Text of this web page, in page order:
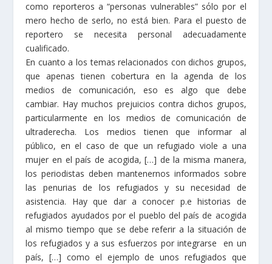
como reporteros a “personas vulnerables” sόlo por el
mero hecho de serlo, no está bien. Para el puesto de
reportero se necesita personal adecuadamente
cualificado.
En cuanto a los temas relacionados con dichos grupos,
que apenas tienen cobertura en la agenda de los
medios de comunicación, eso es algo que debe
cambiar. Hay muchos prejuicios contra dichos grupos,
particularmente en los medios de comunicación de
ultraderecha. Los medios tienen que informar al
público, en el caso de que un refugiado viole a una
mujer en el país de acogida, […] de la misma manera,
los periodistas deben mantenernos informados sobre
las penurias de los refugiados y su necesidad de
asistencia. Hay que dar a conocer p.e historias de
refugiados ayudados por el pueblo del país de acogida
al mismo tiempo que se debe referir a la situación de
los refugiados y a sus esfuerzos por integrarse en un
país, […] como el ejemplo de unos refugiados que